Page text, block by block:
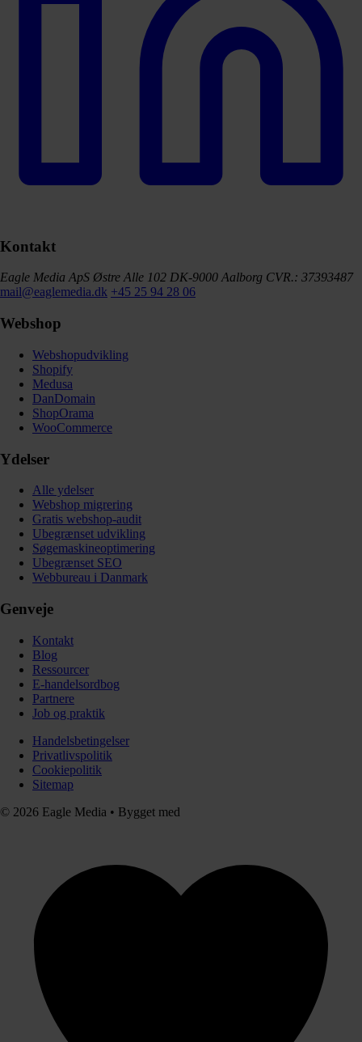
Kontakt
Eagle Media ApS Østre Alle 102 DK-9000 Aalborg CVR.: 37393487
mail@eaglemedia.dk +45 25 94 28 06
Webshop
Webshopudvikling
Shopify
Medusa
DanDomain
ShopOrama
WooCommerce
Ydelser
Alle ydelser
Webshop migrering
Gratis webshop-audit
Ubegrænset udvikling
Søgemaskineoptimering
Ubegrænset SEO
Webbureau i Danmark
Genveje
Kontakt
Blog
Ressourcer
E-handelsordbog
Partnere
Job og praktik
Handelsbetingelser
Privatlivspolitik
Cookiepolitik
Sitemap
© 2026 Eagle Media • Bygget med